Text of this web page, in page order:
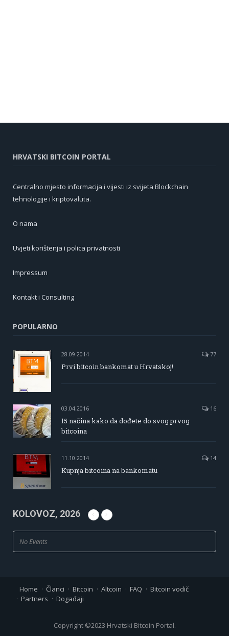
HRVATSKI BITCOIN PORTAL
Centralno mjesto informacija i vijesti iz svijeta Blockchain
tehnologije i kriptovaluta.
O nama
Uvjeti korištenja i polica privatnosti
Impressum
Kontakt i Consulting
POPULARNO
28.09.2014 77
Prvi bitcoin bankomat u Hrvatskoj!
03.04.2016 16
15 načina kako da dođete do svog prvog
bitcoina
11.10.2014 14
Kupnja bitcoina na bankomatu
KOLOVOZ, 2026
No Events
Home Članci Bitcoin Altcoin FAQ
Bitcoin vodič
Partners
Događaji
Copyright ©2023 Hrvatski Bitcoin Portal.